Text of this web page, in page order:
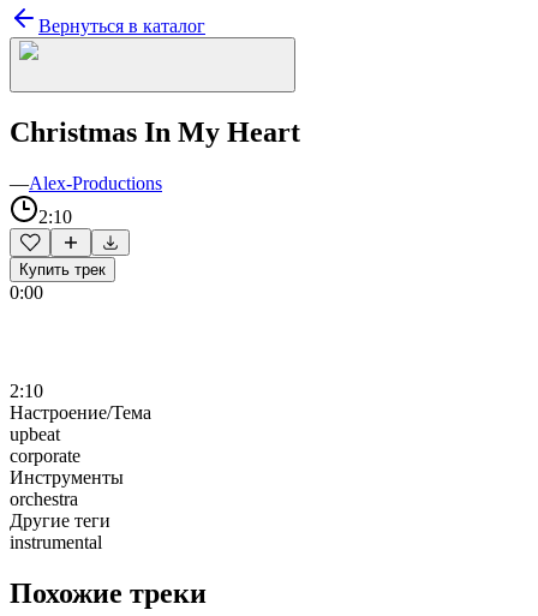
Вернуться в каталог
Christmas In My Heart
—Alex-Productions
2:10
Купить трек
0:00
2:10
Настроение/Тема
upbeat
corporate
Инструменты
orchestra
Другие теги
instrumental
Похожие треки